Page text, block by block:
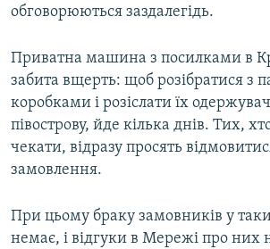
обговорюються заздалегідь.
Приватна машина з посилками в
забита вщерть: щоб розібратися з
коробками і розіслати їх
півострову, йде кілька днів. Тих,
чекати, відразу просять
замовлення.
При цьому браку замовників у
немає, і відгуки в Мережі про них